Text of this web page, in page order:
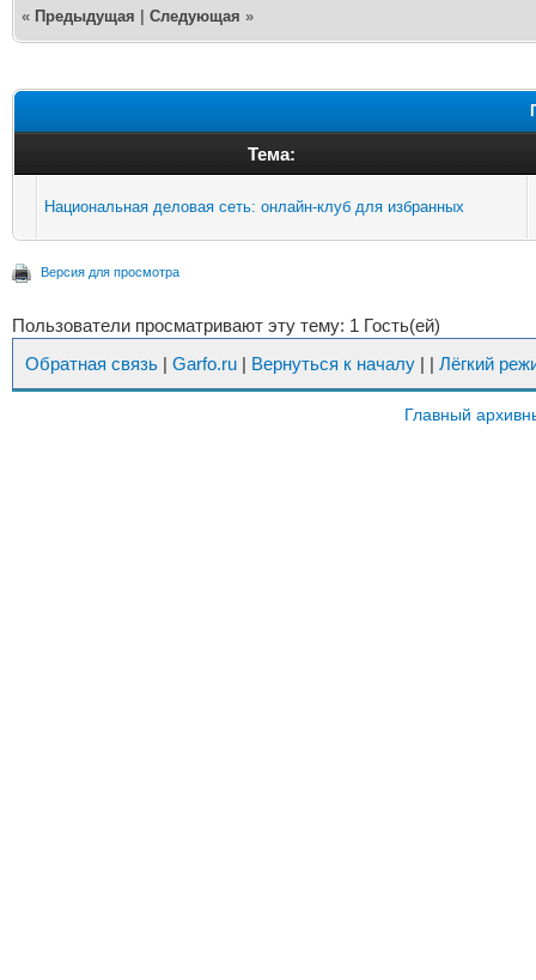
« Предыдущая Следующая »
Тема:
Национальная деловая сеть: онлайн-клуб для избранных
Версия для просмотра
Пользователи просматривают эту тему: 1 Гость(ей)
Обратная связь | Garfo.ru | Вернуться к началу | | Лёгкий
Главный